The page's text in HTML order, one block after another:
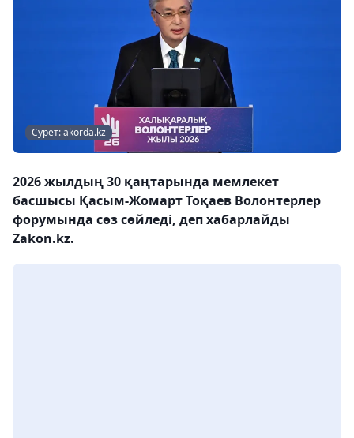
Сурет: akorda.kz
2026 жылдың 30 қаңтарында мемлекет
басшысы Қасым-Жомарт Тоқаев Волонтерлер
форумында сөз сөйледі, деп хабарлайды
Zakon.kz.